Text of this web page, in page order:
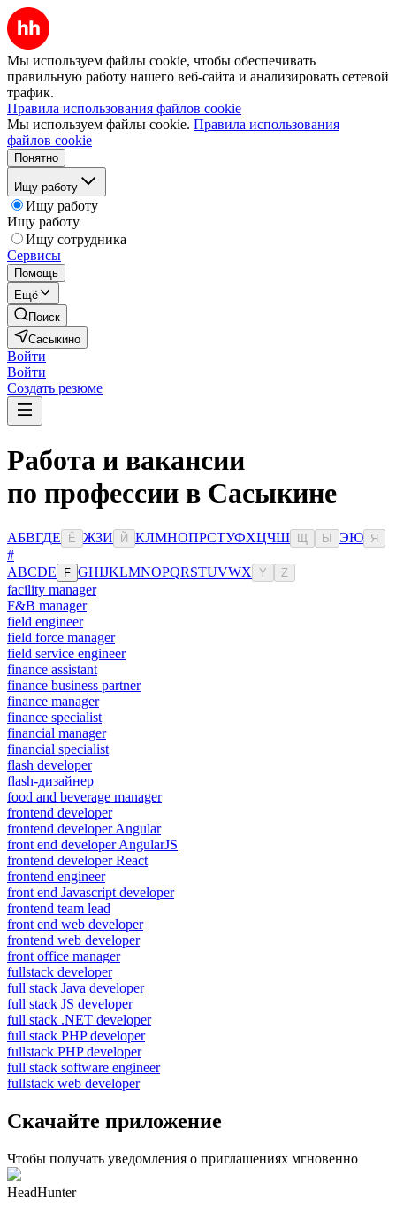
Мы используем файлы cookie, чтобы обеспечивать
правильную работу нашего веб-сайта и анализировать сетевой
трафик.
Правила использования файлов cookie
Мы используем файлы cookie. Правила использования
файлов cookie
Понятно
Ищу работу
Ищу работу
Ищу работу
Ищу сотрудника
Сервисы
Помощь
Ещё
Поиск
Сасыкино
Войти
Войти
Создать резюме
Работа и вакансии
по профессии в Сасыкине
АБВГДЕ Ё ЖЗИ Й КЛМНОПРСТУФХЦЧШ Ы ЭЮ Я
#
ABCDE F GHIJKLMNOPQRSTUVWX Y Z
facility manager
F&B manager
field engineer
field force manager
field service engineer
finance assistant
finance business partner
finance manager
finance specialist
financial manager
financial specialist
flash developer
flash-дизайнер
food and beverage manager
frontend developer
frontend developer Angular
front end developer AngularJS
frontend developer React
frontend engineer
front end Javascript developer
frontend team lead
front end web developer
frontend web developer
front office manager
fullstack developer
full stack Java developer
full stack JS developer
full stack .NET developer
full stack PHP developer
fullstack PHP developer
full stack software engineer
fullstack web developer
Скачайте приложение
Чтобы получать уведомления о приглашениях мгновенно
HeadHunter